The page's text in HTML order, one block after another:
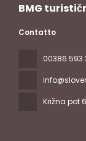
BMG
Contatto
00386 593
Križna pot 6